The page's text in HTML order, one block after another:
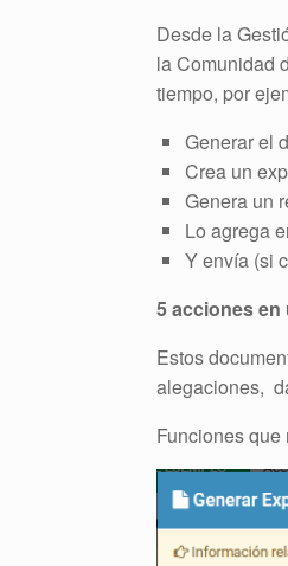
Desde la
la Comunidad
tiempo, por
Generar el
Crea un
Genera un
Lo agrega
Y envía (si
5 acciones
Estos
alegaciones,
Funciones